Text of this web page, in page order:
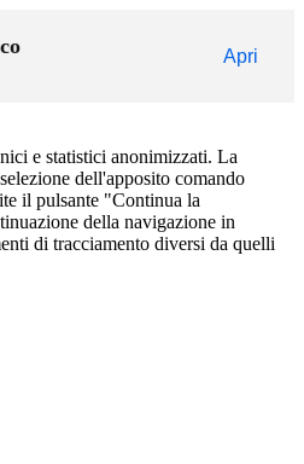
Apri
e statistici anonimizzati. La
dell'apposito comando
il pulsante "Continua la
della navigazione in
di tracciamento diversi da quelli